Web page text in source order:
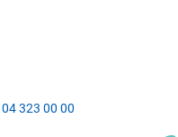
04 323 00 00